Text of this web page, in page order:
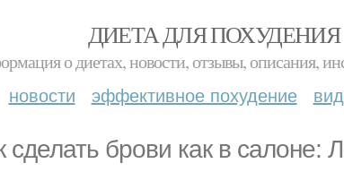
ДИЕТА ДЛЯ ПОХУДЕНИЯ
о диетах, новости, отзывы, описания,
новости эффективное похудение
сделать брови как в салоне: